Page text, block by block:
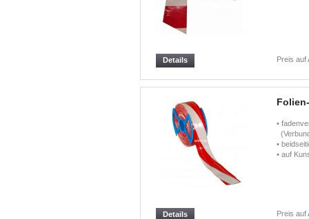
Preis auf
Details
•
•
• auf
Preis auf
Details